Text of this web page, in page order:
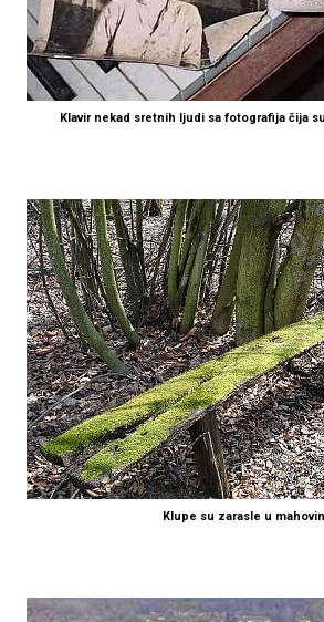
Klavir nekad sretnih ljudi sa fotografija čija
Klupe su zarasle u